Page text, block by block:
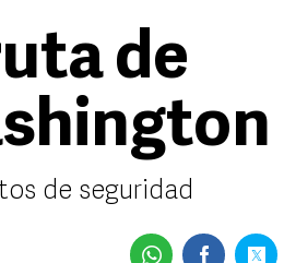
de
de seguridad